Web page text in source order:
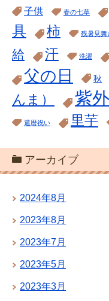
子供
春の七草
具
柿 残暑見舞
給
汗 洗濯
父の日 秋
んま）
紫
還暦祝い 里芋
アーカイブ
2024年8月
2023年8月
2023年7月
2023年5月
2023年3月